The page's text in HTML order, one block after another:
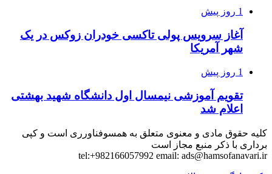
1 روز پیش
آغاز سرویس پولی تاکسی خودران زوکس در یک
شهر آمریکا
1 روز پیش
تقویم آموزشی نیمسال اول دانشگاه شهید بهشتی
اعلام شد
کلیه حقوق مادی و معنوی متعلق به همسوفناورری است و کپی
برداری با ذکر منبع مجاز است
tel:+982166057992 email: ads@hamsofanavari.ir